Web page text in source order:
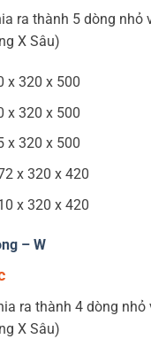
ra thành 5 dòng nhỏ
X Sâu)
x 320 x 500
x 320 x 500
x 320 x 500
x 320 x 420
x 320 x 420
– W
ra thành 4 dòng
X Sâu)